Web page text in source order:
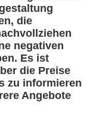
die
negativen
Es ist
die Preise
zu informieren
Angebote